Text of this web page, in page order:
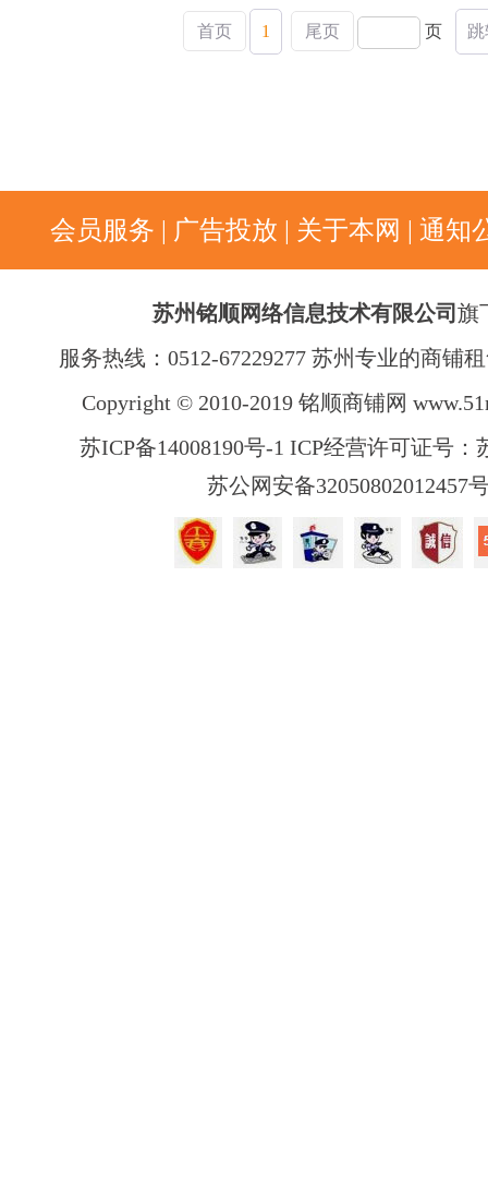
首页 1 尾页 页
会员服务 | 广告投放 | 关于本网 | 通知
苏州铭顺网络信息技术有限公司 旗
服务热线：0512-67229277 苏州专业的商铺
Copyright © 2010-2019 铭顺商铺网
苏ICP备14008190号-1 ICP经营许可证号：
苏公网安备32050802012457